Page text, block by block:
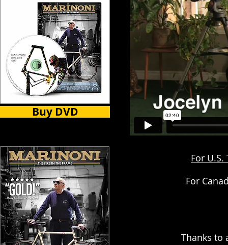
Buy DVD
For
For
Thanks to